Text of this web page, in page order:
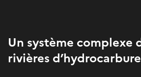
Un système complexe
rivières